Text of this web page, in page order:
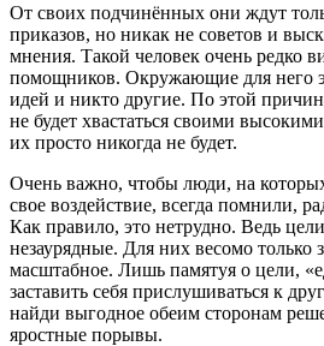
От своих подчинённых они ждут
приказов, но никак не советов и
мнения. Такой человек очень редко
помощников. Окружающие для него
идей и никто другие. По этой
не будет хвастаться своими
их просто никогда не будет.
Очень важно, чтобы люди, на
свое воздействие, всегда помнили,
Как правило, это нетрудно. Ведь
незаурядные. Для них весомо только
масштабное. Лишь памятуя о цели,
заставить себя прислушиваться к
найди выгодное обеим сторонам
яростные порывы.